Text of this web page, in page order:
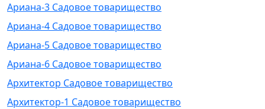
Ариана-3 Садовое товарищество
Ариана-4 Садовое товарищество
Ариана-5 Садовое товарищество
Ариана-6 Садовое товарищество
Архитектор Садовое товарищество
Архитектор-1 Садовое товарищество